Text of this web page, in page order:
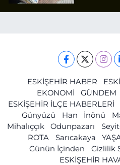
ESKİŞEHİR HABER
EKONOMİ
GÜNDEM
ESKİŞEHİR İLÇE HABERLERİ
Günyüzü
Han İnönü
Mihalıççık
Odunpazarı
ROTA
Sarıcakaya
Günün İçinden
Gizlilik
ESKİŞEHİR